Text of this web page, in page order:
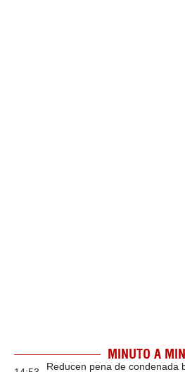
MINUTO A
Reducen pena de condenada